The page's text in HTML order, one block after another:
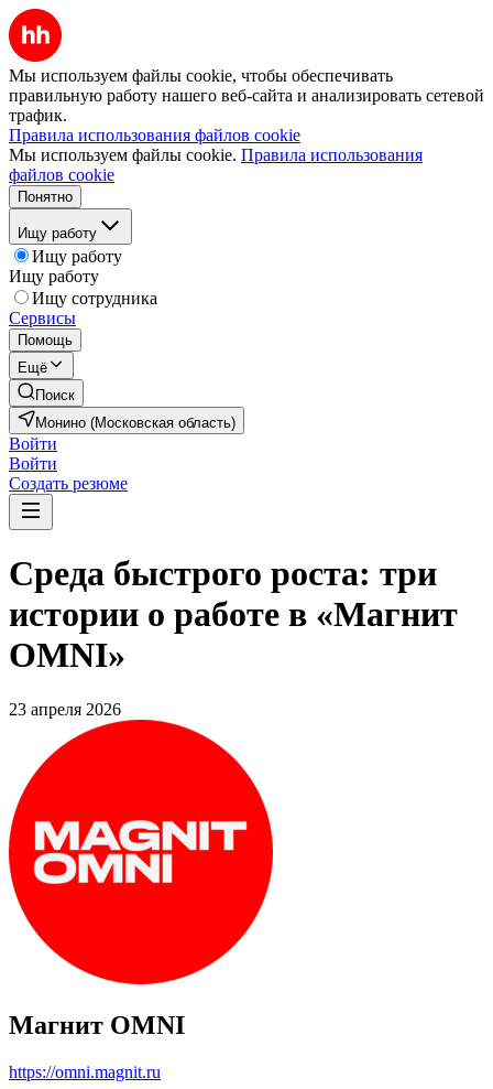
Мы используем файлы cookie, чтобы обеспечивать
правильную работу нашего веб-сайта и анализировать сетевой
трафик.
Правила использования файлов cookie
Мы используем файлы cookie. Правила использования
файлов cookie
Понятно
Ищу работу
Ищу работу
Ищу работу
Ищу сотрудника
Сервисы
Помощь
Ещё
Поиск
Монино (Московская область)
Войти
Войти
Создать резюме
Среда быстрого роста: три
истории о работе в «Магнит
OMNI»
23 апреля 2026
Магнит OMNI
https://omni.magnit.ru